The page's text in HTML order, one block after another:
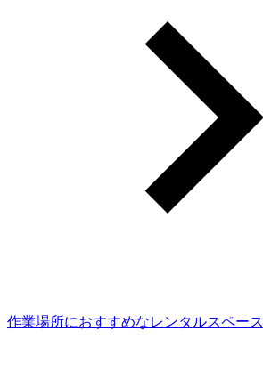
作業場所におすすめなレンタルスペース